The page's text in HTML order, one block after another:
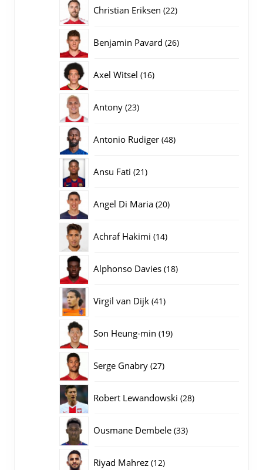
Christian Eriksen 2222
Benjamin Pavard 2626
Axel Witsel 1616
Antony 2323
Antonio Rudiger 4848
Ansu Fati 2121
Angel Di Maria 2020
Achraf Hakimi 1414
Alphonso Davies 1818
Virgil van Dijk 4141
Son Heung-min 1919
Serge Gnabry 2727
Robert Lewandowski 2828
Ousmane Dembele 3333
Riyad Mahrez 1212